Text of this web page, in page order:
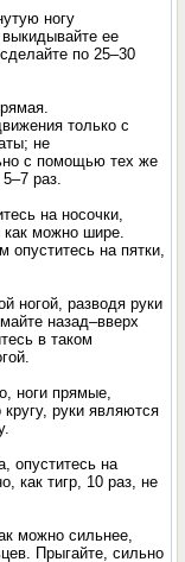
ногу
ее
по 25–30
только с
не
с помощью тех же
раз.
на носочки,
можно шире.
на пятки,
ногой, разводя руки
назад–вверх
в таком
ноги прямые,
руки являются
опуститесь на
как тигр, 10 раз, не
можно сильнее,
Прыгайте, сильно